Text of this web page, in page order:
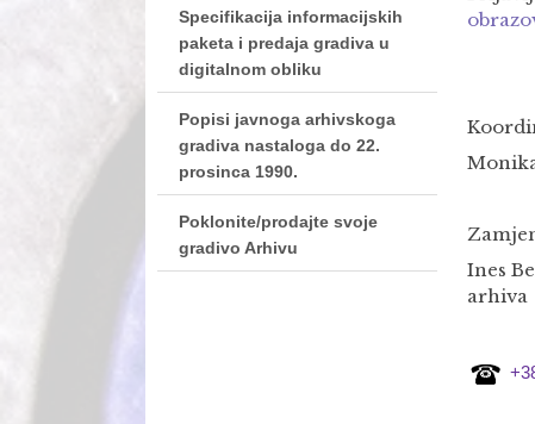
Specifikacija informacijskih
paketa i predaja gradiva u
digitalnom obliku
Popisi javnoga arhivskoga
gradiva nastaloga do 22.
prosinca 1990.
Poklonite/prodajte svoje
gradivo Arhivu
Ines
arhiva